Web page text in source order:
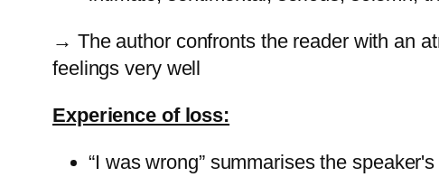
→ The author confronts the reader with an
feelings very well
Experience of loss:
“I was wrong” summarises the